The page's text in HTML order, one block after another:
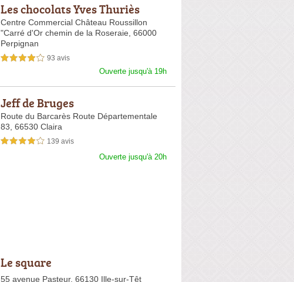
Les chocolats Yves Thuriès
Centre Commercial Château Roussillon
"Carré d'Or chemin de la Roseraie, 66000
Perpignan
4,0 étoiles sur 5 93 avis
Ouverte jusqu'à 19h
Jeff de Bruges
Route du Barcarès Route Départementale
83, 66530 Claira
4,0 étoiles sur 5 139 avis
Ouverte jusqu'à 20h
Le square
55 avenue Pasteur, 66130 Ille-sur-Têt